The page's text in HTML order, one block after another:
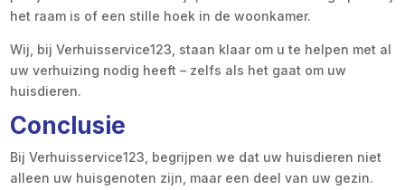
het raam is of een stille hoek in de woonkamer.
Wij, bij Verhuisservice123, staan klaar om u te helpen met al
uw verhuizing nodig heeft – zelfs als het gaat om uw
huisdieren.
Conclusie
Bij Verhuisservice123, begrijpen we dat uw huisdieren niet
alleen uw huisgenoten zijn, maar een deel van uw gezin.